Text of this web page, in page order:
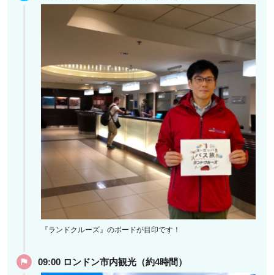
『ランドクルーズ』のボードが目印です！
09:00 ロンドン市内観光（約4時間）